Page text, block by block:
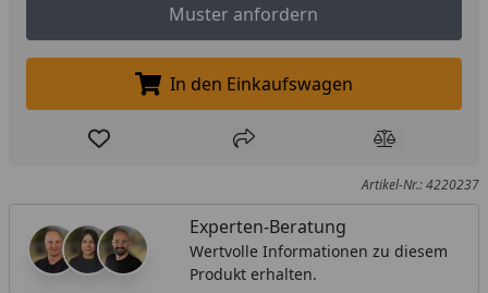
Muster anfordern
Muster anfordern
In den Einkaufswagen legen
In den Einkaufswagen
Produkt zur Wunschliste hinzufügen
Teilen Produkt
Artikel-Nr.: 4220237
Experten-Beratung
Wertvolle Informationen zu diesem
Produkt erhalten.